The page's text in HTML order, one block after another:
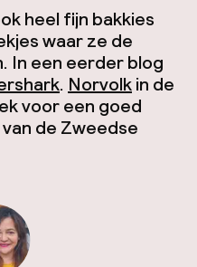
heel fijn bakkies
waar ze de
In een eerder blog
. Norvolkin de
voor een goed
de Zweedse